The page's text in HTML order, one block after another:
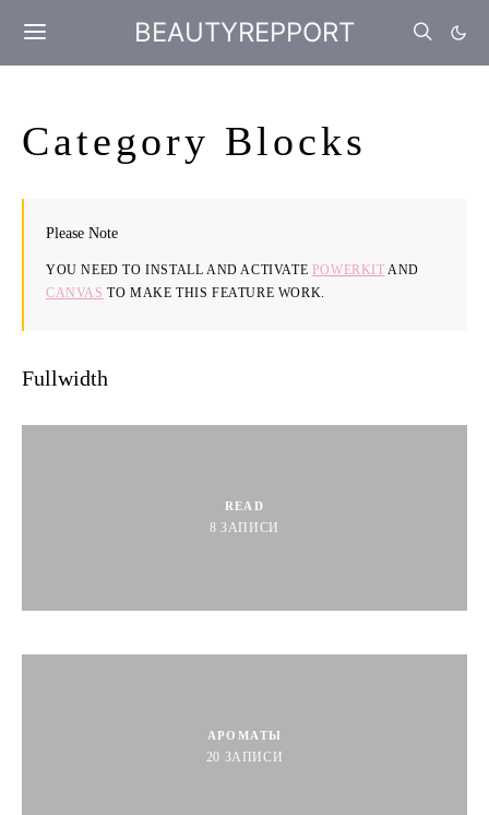
BEAUTYREPPORT
Category Blocks
Please Note
YOU NEED TO INSTALL AND ACTIVATE POWERKIT AND
CANVAS TO MAKE THIS FEATURE WORK.
Fullwidth
READ
8 ЗАПИСИ
АРОМАТЫ
20 ЗАПИСИ